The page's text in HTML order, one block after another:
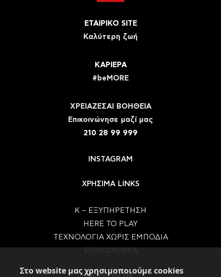
Στο website μας χρησιμοποιούμε cookies
ΕΤΑΙΡΙΚΟ SITE
Καλύτερη ζωή
ΚΑΡΙΕΡΑ
#beMORE
ΧΡΕΙΑΖΕΣΑΙ ΒΟΗΘΕΙΑ
Eπικοινώνησε μαζί μας
210 28 99 999
INSTAGRAM
ΧΡΗΣΙΜΑ LINKS
Κ – ΕΞΥΠΗΡΕΤΗΣΗ
HERE TO PLAY
ΤΕΧΝΟΛΟΓΙΑ ΧΩΡΙΣ ΕΜΠΟΔΙΑ